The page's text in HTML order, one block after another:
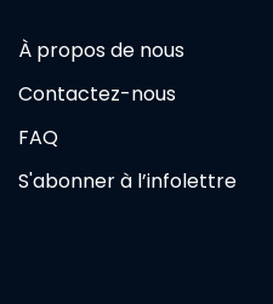
À propos de nous
Contactez-nous
FAQ
S'abonner à l’infolettre